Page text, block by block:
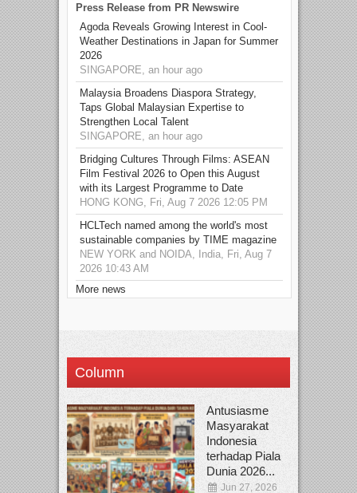
Press Release from PR Newswire
Agoda Reveals Growing Interest in Cool-
Weather Destinations in Japan for Summer
2026
SINGAPORE, an hour ago
Malaysia Broadens Diaspora Strategy,
Taps Global Malaysian Expertise to
Strengthen Local Talent
SINGAPORE, an hour ago
Bridging Cultures Through Films: ASEAN
Film Festival 2026 to Open this August
with its Largest Programme to Date
HONG KONG, Fri, Aug 7 2026 12:05 PM
HCLTech named among the world's most
sustainable companies by TIME magazine
NEW YORK and NOIDA, India, Fri, Aug 7
2026 10:43 AM
More news
Column
Antusiasme
Masyarakat
Indonesia
terhadap Piala
Dunia 2026...
Jun 27, 2026